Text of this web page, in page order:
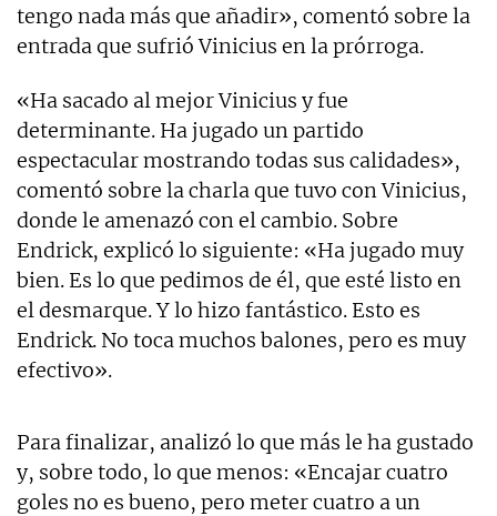
tengo nada más que añadir», comentó sobre la
entrada que sufrió Vinicius en la prórroga.
«Ha sacado al mejor Vinicius y fue
determinante. Ha jugado un partido
espectacular mostrando todas sus calidades»,
comentó sobre la charla que tuvo con Vinicius,
donde le amenazó con el cambio. Sobre
Endrick, explicó lo siguiente: «Ha jugado muy
bien. Es lo que pedimos de él, que esté listo en
el desmarque. Y lo hizo fantástico. Esto es
Endrick. No toca muchos balones, pero es muy
efectivo».
Para finalizar, analizó lo que más le ha gustado
y, sobre todo, lo que menos: «Encajar cuatro
goles no es bueno, pero meter cuatro a un